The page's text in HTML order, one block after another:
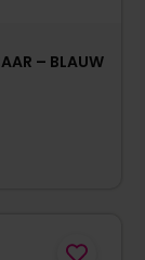
– BLAUW